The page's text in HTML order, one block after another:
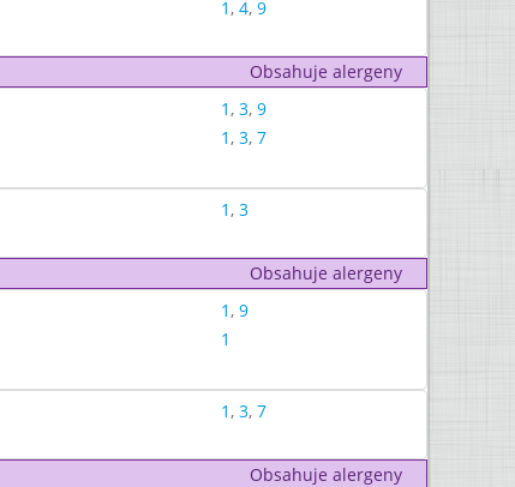
1, 4, 9
Obsahuje alergeny
1, 3, 9
1, 3, 7
1, 3
Obsahuje alergeny
1, 9
1
1, 3, 7
Obsahuje alergeny